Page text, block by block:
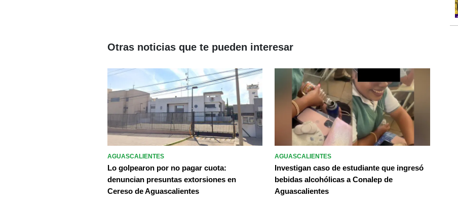
Otras noticias que te pueden interesar
AGUASCALIENTES
Lo golpearon por no pagar cuota:
denuncian presuntas extorsiones en
Cereso de Aguascalientes
AGUASCALIENTES
Investigan caso de estudiante que ingresó
bebidas alcohólicas a Conalep de
Aguascalientes